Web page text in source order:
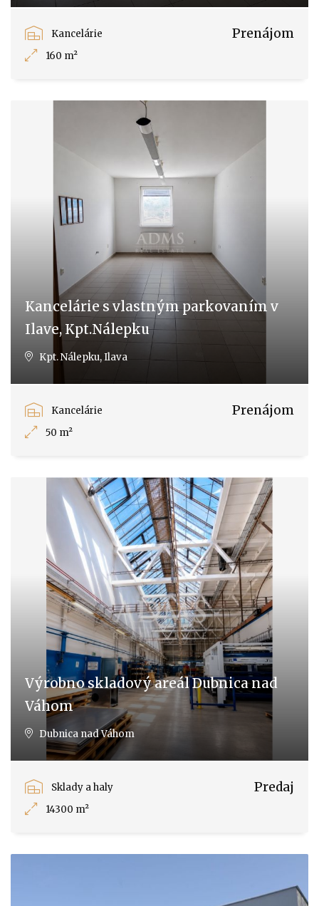
Kancelárie
160 m²
Prenájom
Kancelárie s vlastným parkovaním v
Ilave, Kpt.Nálepku
Kpt. Nálepku, Ilava
Kancelárie
50 m²
Prenájom
Výrobno skladový areál Dubnica nad
Váhom
Dubnica nad Váhom
Sklady a haly
14300 m²
Predaj